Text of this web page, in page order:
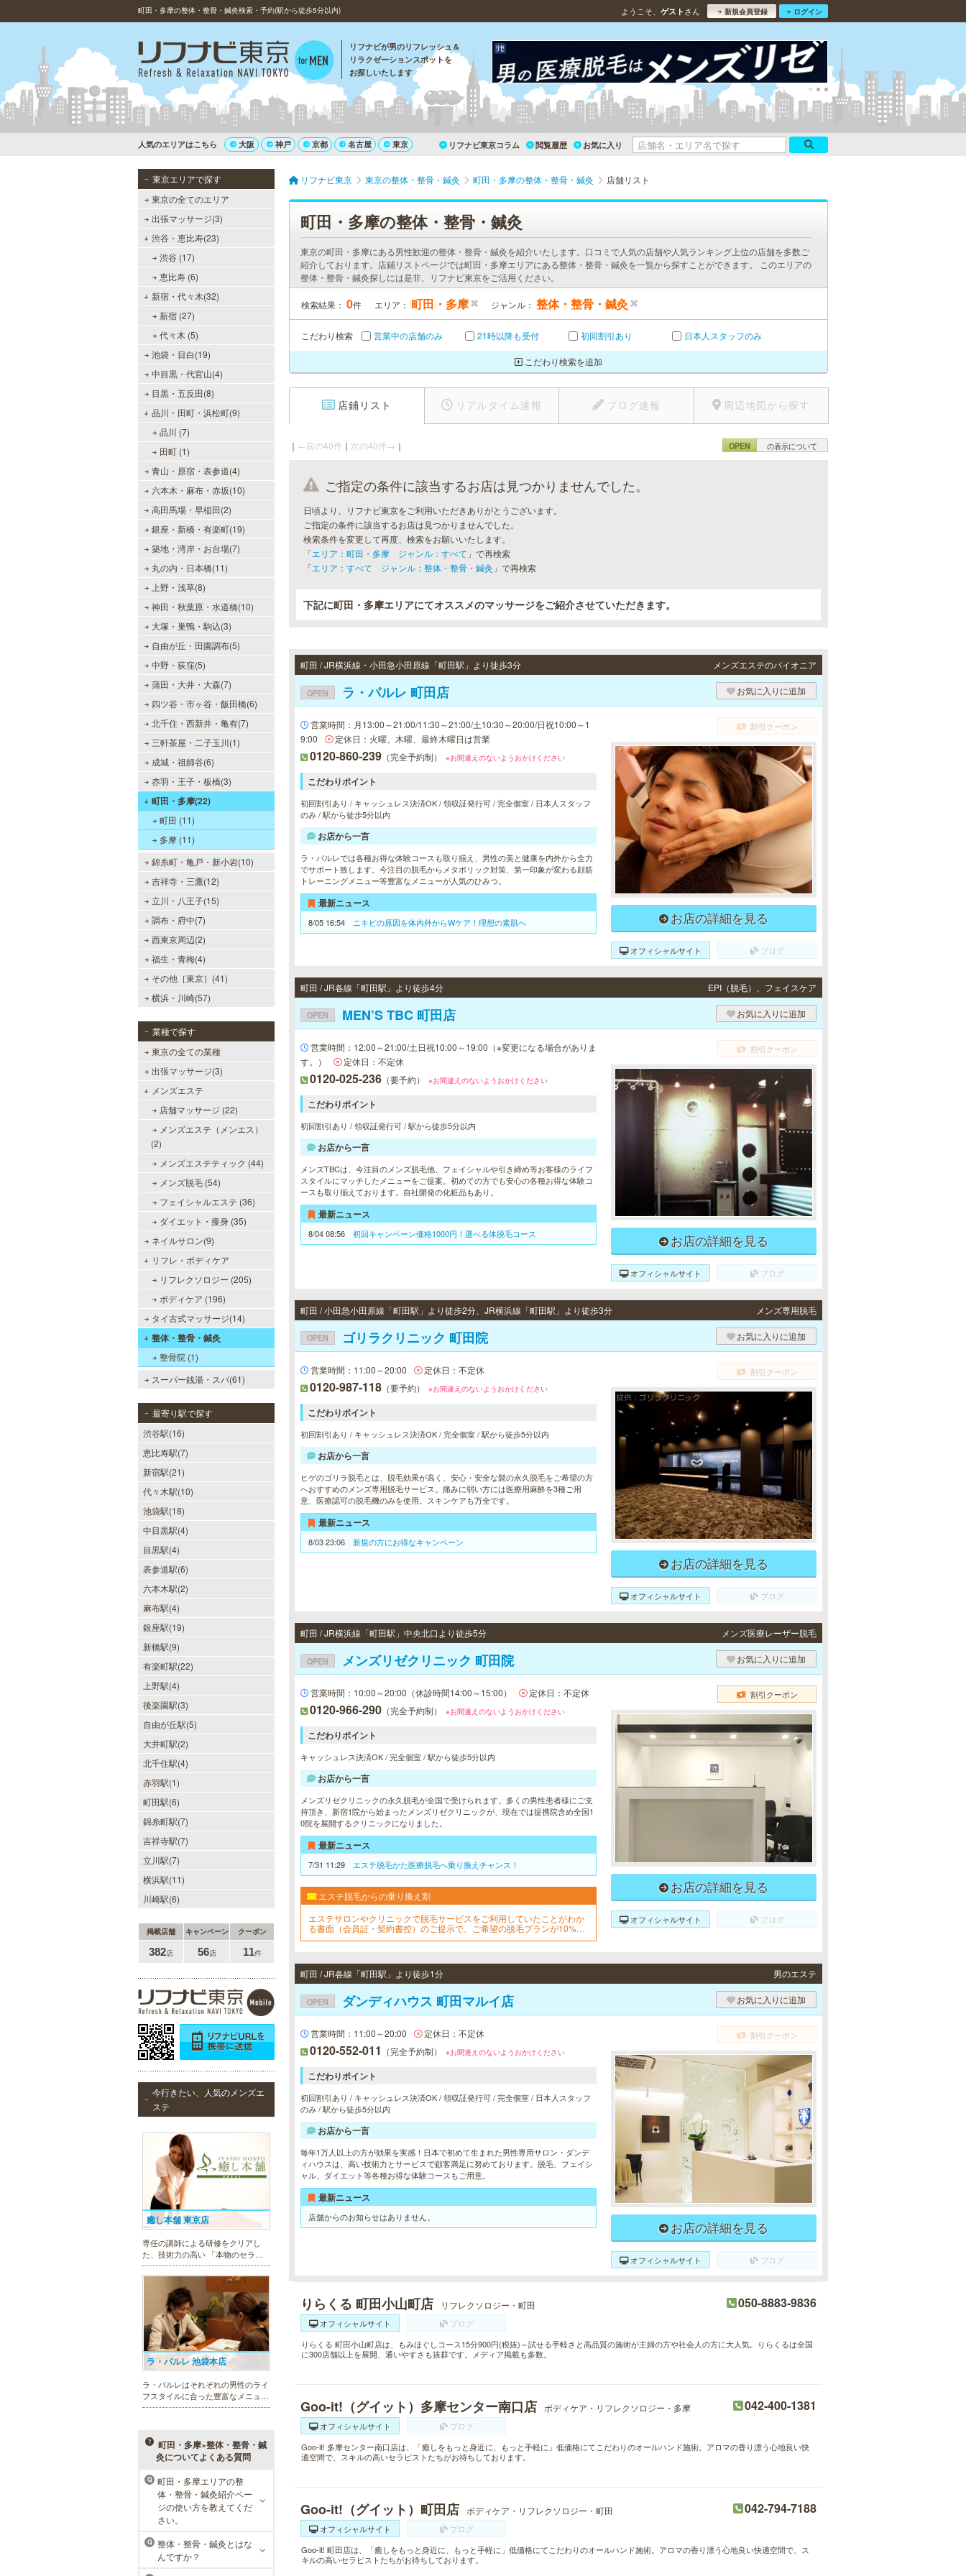
町田・多摩の整体・整骨・鍼灸検索・予約(駅から徒歩5分以内) ようこそ、 ゲスト さん 新規会員登録 ログイン
リフナビが男のリフレッシュ＆
リラクゼーションスポットを
お探しいたします
人気のエリアはこちら 大阪 神戸 京都 名古屋 東京 リフナビ東京コラム 閲覧履歴 お気に入り
東京エリアで探す
東京の全てのエリア
出張マッサージ(3)
渋谷・恵比寿(23)
渋谷 (17)
恵比寿 (6)
新宿・代々木(32)
新宿 (27)
代々木 (5)
池袋・目白(19)
中目黒・代官山(4)
目黒・五反田(8)
品川・田町・浜松町(9)
品川 (7)
田町 (1)
青山・原宿・表参道(4)
六本木・麻布・赤坂(10)
高田馬場・早稲田(2)
銀座・新橋・有楽町(19)
築地・湾岸・お台場(7)
丸の内・日本橋(11)
上野・浅草(8)
神田・秋葉原・水道橋(10)
大塚・巣鴨・駒込(3)
自由が丘・田園調布(5)
中野・荻窪(5)
蒲田・大井・大森(7)
四ツ谷・市ヶ谷・飯田橋(6)
北千住・西新井・亀有(7)
三軒茶屋・二子玉川(1)
成城・祖師谷(6)
赤羽・王子・板橋(3)
町田・多摩(22)
町田 (11)
多摩 (11)
錦糸町・亀戸・新小岩(10)
吉祥寺・三鷹(12)
立川・八王子(15)
調布・府中(7)
西東京周辺(2)
福生・青梅(4)
その他［東京］(41)
横浜・川崎(57)
業種で探す
東京の全ての業種
出張マッサージ(3)
メンズエステ
店舗マッサージ (22)
メンズエステ（メンエス）
(2)
メンズエステティック (44)
メンズ脱毛 (54)
フェイシャルエステ (36)
ダイエット・痩身 (35)
ネイルサロン(9)
リフレ・ボディケア
リフレクソロジー (205)
ボディケア (196)
タイ古式マッサージ(14)
整体・整骨・鍼灸
整骨院 (1)
スーパー銭湯・スパ(61)
最寄り駅で探す
渋谷駅(16)
恵比寿駅(7)
新宿駅(21)
代々木駅(10)
池袋駅(18)
中目黒駅(4)
目黒駅(4)
表参道駅(6)
六本木駅(2)
麻布駅(4)
銀座駅(19)
新橋駅(9)
有楽町駅(22)
上野駅(4)
後楽園駅(3)
自由が丘駅(5)
大井町駅(2)
北千住駅(4)
赤羽駅(1)
町田駅(6)
錦糸町駅(7)
吉祥寺駅(7)
立川駅(7)
横浜駅(11)
川崎駅(6)
掲載店舗 キャンペーン クーポン
382店 56店 11件
今行きたい、人気のメンズエ
ステ
癒し本舗 東京店
専任の講師による研修をクリアし
た、技術力の高い 「本物のセラピ
スト」 のみ在籍しております。是
非、お気軽にお問い合わせくださ
ラ・パルレ 池袋本店
ラ・パルレはそれぞれの男性のライ
フスタイルに合った豊富なメニュー
で、男性の美をサポート。第一印象
も安心の体験コースも多数ご用意。
MEN’S TBC 渋谷店
メンズTBCは、豊富なメニューでラ
イフスタイルに合わせた美をサポー
トします。今男性にも人気の脱毛、
フェイシャルケア、引き締め他、各
種お得な体験コースもご用意。老舗
町田・多摩×整体・整骨・鍼
灸についてよくある質問
Q
町田・多摩エリアの整
体・整骨・鍼灸紹介ペー
ジの使い方を教えてくだ
さい。
Q
整体・整骨・鍼灸とはな
んですか？
リフナビ東京 東京の整体・整骨・鍼灸 町田・多摩の整体・整骨・鍼灸 店舗リスト
町田・多摩の整体・整骨・鍼灸
東京の町田・多摩にある男性歓迎の整体・整骨・鍼灸を紹介いたします。口コミで人気の店舗や人気ランキング上位の店舗を多数ご
紹介しております。店鋪リストページでは町田・多摩エリアにある整体・整骨・鍼灸を一覧から探すことができます。 このエリアの
整体・整骨・鍼灸探しには是非、リフナビ東京をご活用ください。
検索結果： 0件 エリア： 町田・多摩 ジャンル： 整体・整骨・鍼灸
こだわり検索 営業中の店舗のみ 21時以降も受付 初回割引あり 日本人スタッフのみ
こだわり検索を追加
店鋪リスト リアルタイム速報 ブログ速報 周辺地図から探す
｜ ←前の40件 ｜ 次の40件→ ｜ OPEN の表示について
ご指定の条件に該当するお店は見つかりませんでした。
日頃より、リフナビ東京をご利用いただきありがとうございます。
ご指定の条件に該当するお店は見つかりませんでした。
検索条件を変更して再度、検索をお願いいたします。
「エリア：町田・多摩 ジャンル：すべて 」で再検索
「エリア：すべて ジャンル：整体・整骨・鍼灸 」で再検索
下記に町田・多摩エリアにてオススメのマッサージをご紹介させていただきます。
町田 / JR横浜線・小田急小田原線「町田駅」より徒歩3分 メンズエステのパイオニア
OPEN ラ・パルレ 町田店 お気に入りに追加
営業時間：月13:00～21:00/11:30～21:00/土10:30～20:00/日祝10:00～1
9:00
定休日：火曜、木曜、最終木曜日は営業
0120-860-239 （完全予約制） ※お間違えのないようおかけください
こだわりポイント
初回割引あり / キャッシュレス決済OK / 領収証発行可 / 完全個室 / 日本人スタッフ
のみ / 駅から徒歩5分以内
お店から一言
ラ・パルレでは各種お得な体験コースも取り揃え、男性の美と健康を内外から全力
でサポート致します。今注目の脱毛からメタボリック対策、第一印象が変わる顔筋
トレーニングメニュー等豊富なメニューが人気のひみつ。
最新ニュース
8/05 16:54 ニキビの原因を体内外からWケア！理想の素肌へ
割引クーポン
お店の詳細を見る
オフィシャルサイト ブログ
町田 / JR各線「町田駅」より徒歩4分 EPI（脱毛）、フェイスケア
OPEN MEN’S TBC 町田店 お気に入りに追加
営業時間：12:00～21:00/土日祝10:00～19:00（※変更になる場合がありま
す。）
定休日：不定休
0120-025-236 （要予約） ※お間違えのないようおかけください
こだわりポイント
初回割引あり / 領収証発行可 / 駅から徒歩5分以内
お店から一言
メンズTBCは、今注目のメンズ脱毛他、フェイシャルや引き締め等お客様のライフ
スタイルにマッチしたメニューをご提案。初めての方でも安心の各種お得な体験コ
ースも取り揃えております。自社開発の化粧品もあり。
最新ニュース
8/04 08:56 初回キャンペーン価格1000円！選べる体脱毛コース
割引クーポン
お店の詳細を見る
オフィシャルサイト ブログ
町田 / 小田急小田原線「町田駅」より徒歩2分、JR横浜線「町田駅」より徒歩3分 メンズ専用脱毛
OPEN ゴリラクリニック 町田院 お気に入りに追加
営業時間：11:00～20:00 定休日：不定休
0120-987-118 （要予約） ※お間違えのないようおかけください
こだわりポイント
初回割引あり / キャッシュレス決済OK / 完全個室 / 駅から徒歩5分以内
お店から一言
ヒゲのゴリラ脱毛とは、脱毛効果が高く、安心・安全な髭の永久脱毛をご希望の方
へおすすめのメンズ専用脱毛サービス。痛みに弱い方には医療用麻酔を3種ご用
意、医療認可の脱毛機のみを使用。スキンケアも万全です。
最新ニュース
8/03 23:06 新規の方にお得なキャンペーン
割引クーポン
お店の詳細を見る
オフィシャルサイト ブログ
町田 / JR横浜線「町田駅」中央北口より徒歩5分 メンズ医療レーザー脱毛
OPEN メンズリゼクリニック 町田院 お気に入りに追加
営業時間：10:00～20:00（休診時間14:00～15:00） 定休日：不定休
0120-966-290 （完全予約制） ※お間違えのないようおかけください
こだわりポイント
キャッシュレス決済OK / 完全個室 / 駅から徒歩5分以内
お店から一言
メンズリゼクリニックの永久脱毛が全国で受けられます。多くの男性患者様にご支
持頂き、新宿1院から始まったメンズリゼクリニックが、現在では提携院含め全国1
0院を展開するクリニックになりました。
最新ニュース
7/31 11:29 エステ脱毛かた医療脱毛へ乗り換えチャンス！
エステ脱毛からの乗り換え割
エステサロンやクリニックで脱毛サービスをご利用していたことがわか
る書面（会員証・契約書控）のご提示で、ご希望の脱毛プランが10%OF
Fでご契約可能！※1回、コース終了後1回は割引適用外※他割引と併用不
割引クーポン
お店の詳細を見る
オフィシャルサイト ブログ
町田 / JR各線「町田駅」より徒歩1分 男のエステ
OPEN ダンディハウス 町田マルイ店 お気に入りに追加
営業時間：11:00～20:00 定休日：不定休
0120-552-011 （完全予約制） ※お間違えのないようおかけください
こだわりポイント
初回割引あり / キャッシュレス決済OK / 領収証発行可 / 完全個室 / 日本人スタッフ
のみ / 駅から徒歩5分以内
お店から一言
毎年1万人以上の方が効果を実感！日本で初めて生まれた男性専用サロン・ダンデ
ィハウスは、高い技術力とサービスで顧客満足に努めております。脱毛、フェイシ
ャル、ダイエット等各種お得な体験コースもご用意。
最新ニュース
店舗からのお知らせはありません。
割引クーポン
お店の詳細を見る
オフィシャルサイト ブログ
りらくる 町田小山町店 リフレクソロジー・町田 050-8883-9836
オフィシャルサイト
ブログ
りらくる 町田小山町店は、もみほぐしコース15分900円(税抜)～試せる手軽さと高品質の施術が主婦の方や社会人の方に大人気。りらくるは全国
に300店舗以上を展開、通いやすさも抜群です。メディア掲載も多数。
Goo-it!（グイット）多摩センター南口店 ボディケア・リフレクソロジー・多摩 042-400-1381
オフィシャルサイト
ブログ
Goo-it! 多摩センター南口店は、「癒しをもっと身近に、もっと手軽に」低価格にてこだわりのオールハンド施術。アロマの香り漂う心地良い快
適空間で、スキルの高いセラピストたちがお待ちしております。
Goo-it!（グイット）町田店 ボディケア・リフレクソロジー・町田 042-794-7188
オフィシャルサイト
ブログ
Goo-it! 町田店は、「癒しをもっと身近に、もっと手軽に」低価格にてこだわりのオールハンド施術。アロマの香り漂う心地良い快適空間で、ス
キルの高いセラピストたちがお待ちしております。